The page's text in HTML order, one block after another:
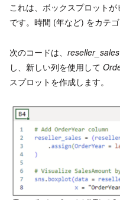
これは、ボックスプロット
です。時間 (年など) をカテ
次のコードは、 reseller_sales
し、新しい列を使用して
スプロットを作成します。